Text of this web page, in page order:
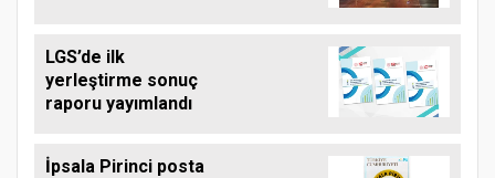
LGS’de ilk
yerleştirme sonuç
raporu yayımlandı
İpsala Pirinci posta